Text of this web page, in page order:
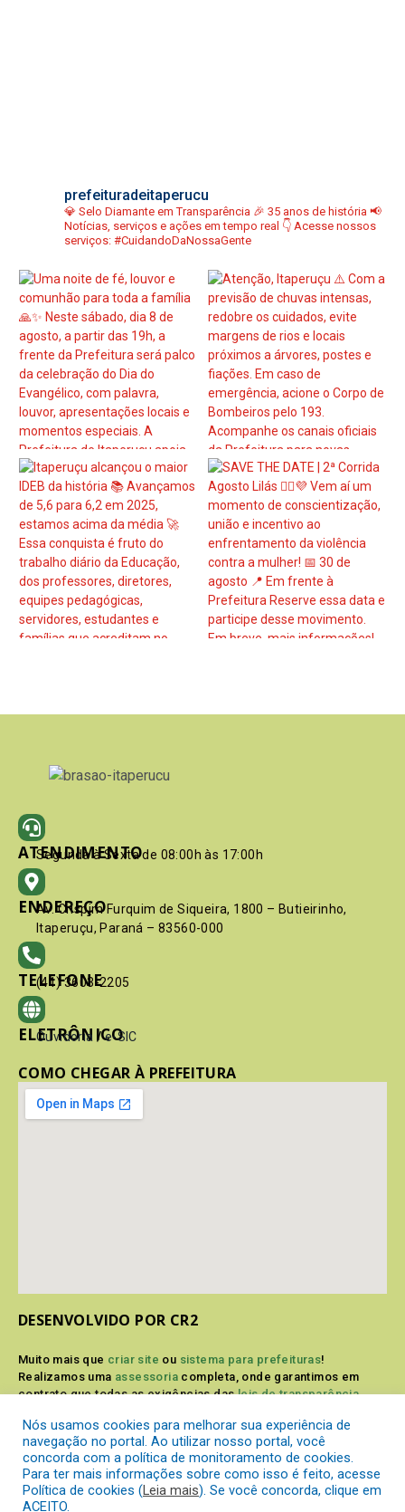
prefeituradeitaperucu
💎 Selo Diamante em Transparência 🎉 35 anos de história 📢
Notícias, serviços e ações em tempo real 👇 Acesse nossos
serviços: #CuidandoDaNossaGente
ATENDIMENTO
Segunda à Sexta de 08:00h às 17:00h
ENDEREÇO
Av. Crispim Furquim de Siqueira, 1800 – Butieirinho,
Itaperuçu, Paraná – 83560-000
TELEFONE
(41) 3603-2205
ELETRÔNICO
Ouvidoria / e-SIC
COMO CHEGAR À PREFEITURA
DESENVOLVIDO POR CR2
Muito mais que criar site ou sistema para prefeituras!
Realizamos uma assessoria completa, onde garantimos em
contrato que todas as exigências dasleis de transparência
Conheça oPNTPe oRadar da Transparência Pública
Nós usamos cookies para melhorar sua experiência de
navegação no portal. Ao utilizar nosso portal, você
concorda com a política de monitoramento de cookies.
Para ter mais informações sobre como isso é feito, acesse
Política de cookies (Leia mais). Se você concorda, clique em
ACEITO.